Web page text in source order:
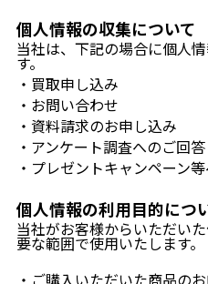
個人情報の収集について
当社は、下記の場合に個人
す。
・買取申し込み
・お問い合わせ
・資料請求のお申し込み
・アンケート調査へのご回答
・プレゼントキャンペーン
個人情報の利用目的につ
当社がお客様からいただい
要な範囲で使用いたします。
・ご購入いただいた商品の